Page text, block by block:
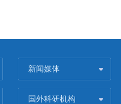
新闻媒体
国外科研机构